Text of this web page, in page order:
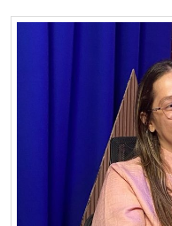
ASSEMBLEIA
ASSEMBLEIA
VOCÊ